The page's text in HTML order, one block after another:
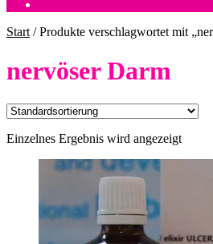
Start /Produkte verschlagwortet mit
nervöser Darm
Einzelnes Ergebnis wird angezeigt